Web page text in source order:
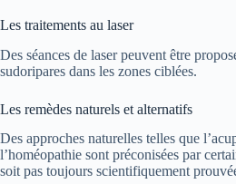
Les traitements au laser
Des séances de laser peuvent être
sudoripares dans les zones ciblées.
Les remèdes naturels et alternatifs
Des approches naturelles telles que
l’homéopathie sont préconisées par
soit pas toujours scientifiquement